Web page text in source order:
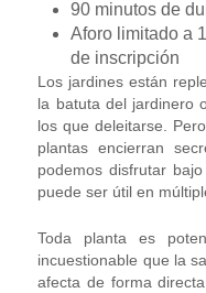
90 minutos de
Aforo limitado a
de inscripción
Los jardines están
la batuta del jardinero
los que deleitarse.
plantas encierran
podemos disfrutar
puede ser útil en
Toda planta es
incuestionable que la
afecta de forma